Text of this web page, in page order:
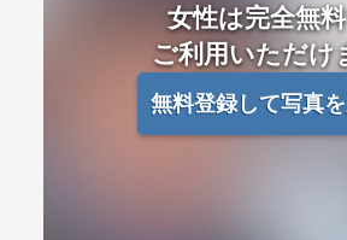
女性は完全無
ご利用いただけ
無料登録して写真